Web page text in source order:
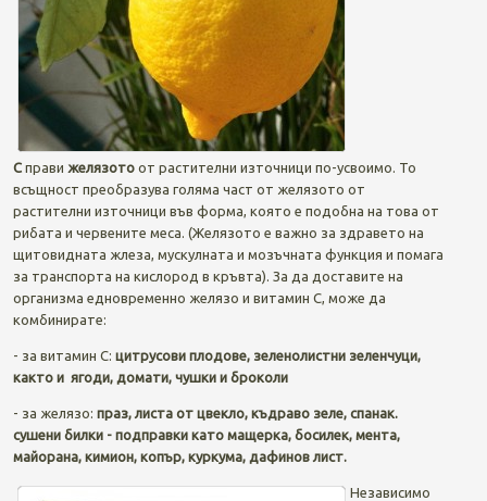
Cправи желязотоот растителни източници по-усвоимо. То
всъщност преобразува голяма част от желязото от
растителни източници във форма, която е подобна на това от
рибата и червените меса. (Желязото е важно за здравето на
щитовидната жлеза, мускулната и мозъчната функция и помага
за транспорта на кислород в кръвта). За да доставите на
организма едновременно желязо и витамин С, може да
комбинирате:
- за витамин С: цитрусови плодове, зеленолистни зеленчуци,
както и ягоди, домати, чушки и броколи
- за желязо: праз, листа от цвекло, къдраво зеле, спанак.
сушени билки - подправки като мащерка, босилек, мента,
майорана, кимион, копър, куркума, дафинов лист.
Независимо